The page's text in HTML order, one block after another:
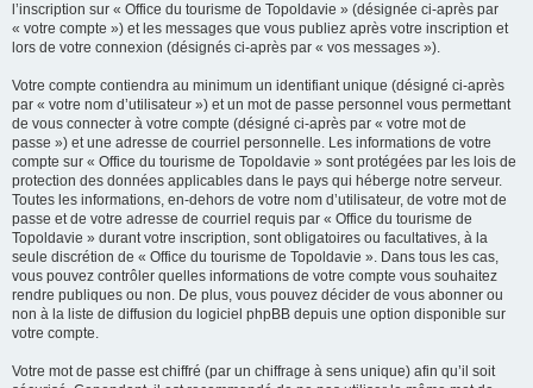
l’inscription sur « Office du tourisme de Topoldavie » (désignée ci-après par
« votre compte ») et les messages que vous publiez après votre inscription et
lors de votre connexion (désignés ci-après par « vos messages »).
Votre compte contiendra au minimum un identifiant unique (désigné ci-après
par « votre nom d’utilisateur ») et un mot de passe personnel vous permettant
de vous connecter à votre compte (désigné ci-après par « votre mot de
passe ») et une adresse de courriel personnelle. Les informations de votre
compte sur « Office du tourisme de Topoldavie » sont protégées par les lois de
protection des données applicables dans le pays qui héberge notre serveur.
Toutes les informations, en-dehors de votre nom d’utilisateur, de votre mot de
passe et de votre adresse de courriel requis par « Office du tourisme de
Topoldavie » durant votre inscription, sont obligatoires ou facultatives, à la
seule discrétion de « Office du tourisme de Topoldavie ». Dans tous les cas,
vous pouvez contrôler quelles informations de votre compte vous souhaitez
rendre publiques ou non. De plus, vous pouvez décider de vous abonner ou
non à la liste de diffusion du logiciel phpBB depuis une option disponible sur
votre compte.
Votre mot de passe est chiffré (par un chiffrage à sens unique) afin qu’il soit